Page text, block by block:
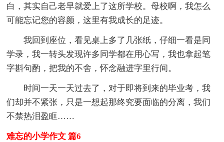
白，其实自己老早就爱上了这所学校。母校啊，我怎么
可能忘记您的容颜，这里有我成长的足迹。
我回到座位，看见桌上多了几张纸，仔细一看是同
学录，我一转头发现许多同学都在用心写，我也拿起笔
字斟句酌，把我的不舍，怀念融进字里行间。
时间一天一天过去了，对于即将到来的毕业考，我
们却并不紧张，只是一想起那终究要面临的分离，我们
不禁热泪盈眶……
难忘的小学作文 篇6